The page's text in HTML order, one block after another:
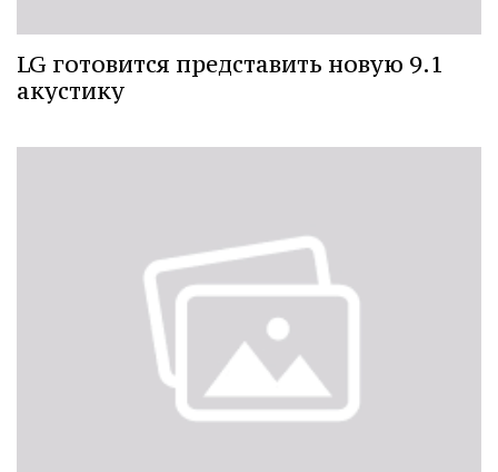
LG готовится представить новую 9.1
акустику